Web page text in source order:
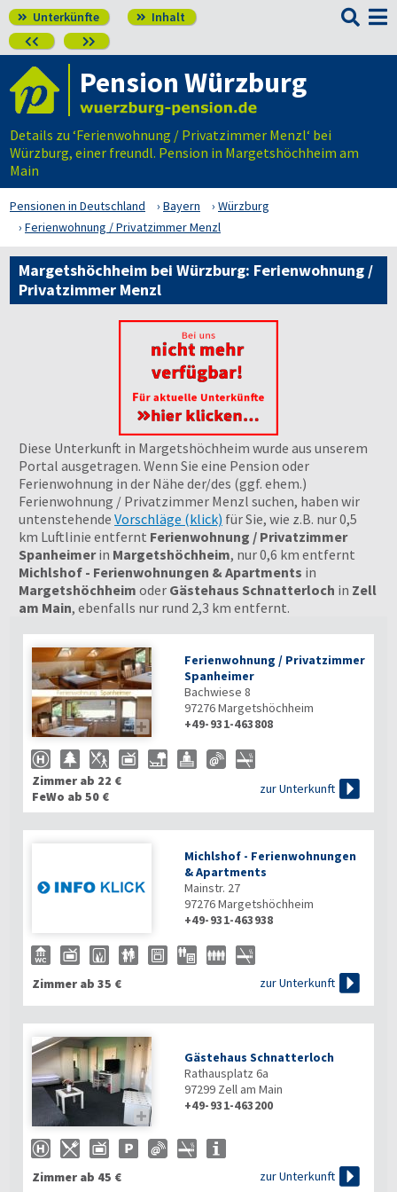
 Unterkünfte  Inhalt
 

Pension Würzburg
Details zu ‘Ferienwohnung / Privatzimmer Menzl‘ bei
Würzburg, einer freundl. Pension in Margetshöchheim am
Main
Pensionen in Deutschland Bayern
Würzburg
Ferienwohnung / Privatzimmer Menzl
Margetshöchheim bei Würzburg: Ferienwohnung /
Privatzimmer Menzl
Diese Unterkunft in Margetshöchheim wurde aus unserem
Portal ausgetragen. Wenn Sie eine Pension oder
Ferienwohnung in der Nähe der/des (ggf. ehem.)
Ferienwohnung / Privatzimmer Menzl suchen, haben wir
untenstehende Vorschläge (klick) für Sie, wie z.B. nur 0,5
km Luftlinie entfernt Ferienwohnung / Privatzimmer
Spanheimerin Margetshöchheim, nur 0,6 km entfernt
Michlshof - Ferienwohnungen & Apartments in
Margetshöchheim oder Gästehaus Schnatterloch in Zell
am Main, ebenfalls nur rund 2,3 km entfernt.

Ferienwohnung / Privatzimmer
Spanheimer
Bachwiese 8
97276Margetshöchheim
+49-931-463808
Zimmer ab 22 €
FeWo ab 50 €
zur Unterkunft 
Michlshof - Ferienwohnungen
& Apartments
Mainstr. 27
97276Margetshöchheim
+49-931-463938
Zimmer ab 35 € zur Unterkunft 

Gästehaus Schnatterloch
Rathausplatz 6a
97299 Zell am Main
+49-931-463200
Zimmer ab 45 € zur Unterkunft 